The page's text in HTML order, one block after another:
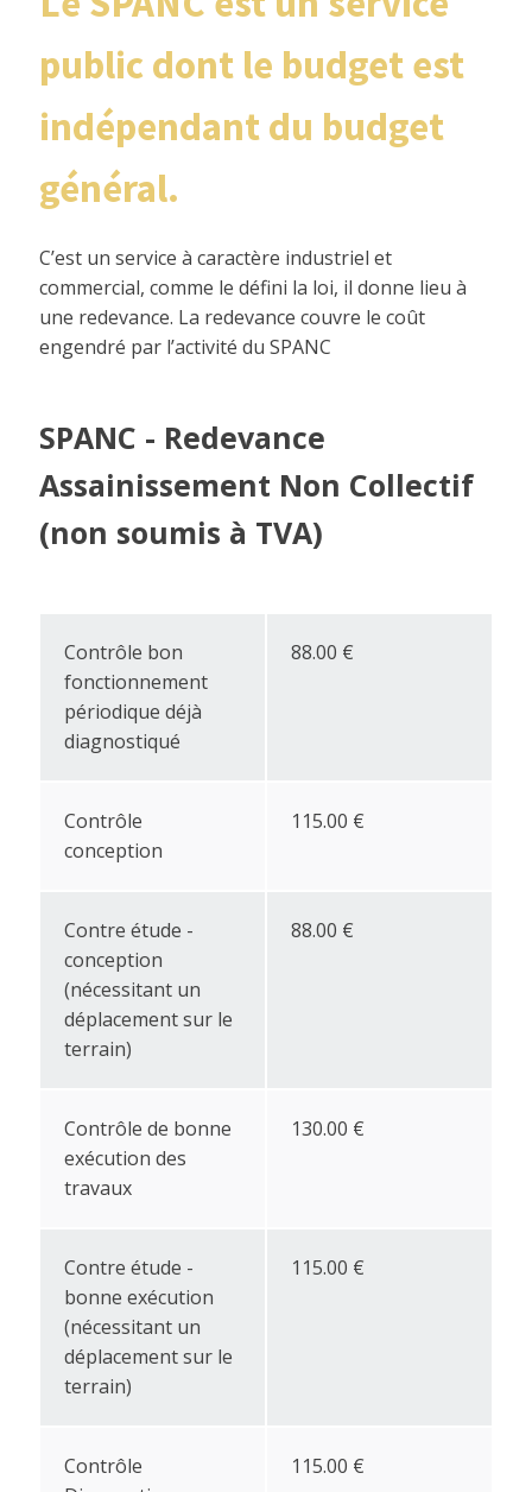
public dont le budget est
indépendant du budget
général.
C’est un service à caractère industriel et
commercial, comme le défini la loi, il donne lieu à
une redevance. La redevance couvre le coût
engendré par l’activité du SPANC
SPANC - Redevance
Assainissement Non Collectif
(non soumis à TVA)
Contrôle bon
fonctionnement
périodique déjà
diagnostiqué
88.00 €
Contrôle
conception
115.00 €
Contre étude -
conception
(nécessitant un
déplacement sur le
terrain)
88.00 €
Contrôle de bonne
exécution des
travaux
130.00 €
Contre étude -
bonne exécution
(nécessitant un
déplacement sur le
terrain)
115.00 €
Contrôle
115.00 €